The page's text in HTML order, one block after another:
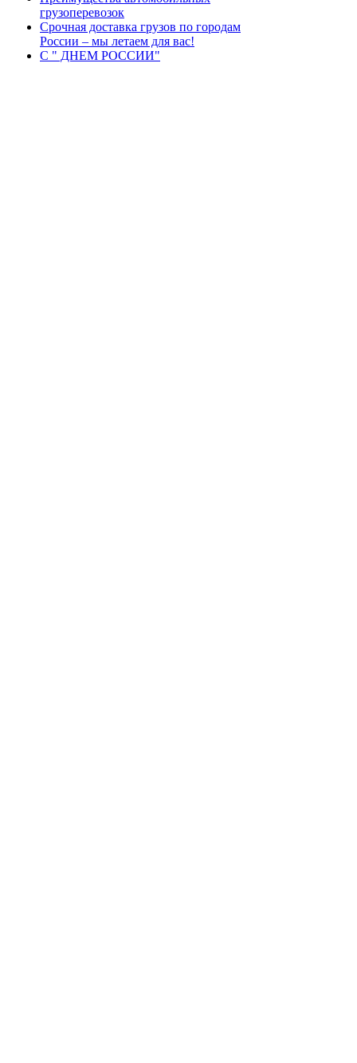
грузоперевозок
Срочная доставка грузов по городам
России – мы летаем для вас!
С " ДНЕМ РОССИИ"